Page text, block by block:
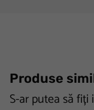
Produse
S-ar putea să